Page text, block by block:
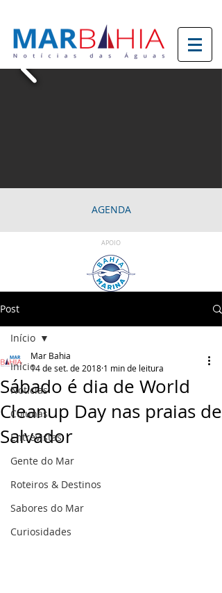
AGENDA
APOIO
Post
Início
Notícias
Colunas
Entrevistas
Gente do Mar
Roteiros & Destinos
Sabores do Mar
Curiosidades
Início
Sábado é dia de World
Cleanup Day nas praias de
Salvador
Mar Bahia
14 de set. de 2018 1 min de leitura